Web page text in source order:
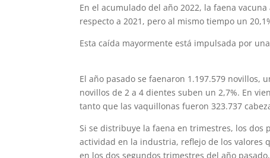
En el acumulado del año 2022, la faena
respecto a 2021, pero al mismo tiempo un
Esta caída mayormente está impulsada por
El año pasado se faenaron 1.197.579 novillos,
novillos de 2 a 4 dientes suben un 2,7%. En
tanto que las vaquillonas fueron 323.737
Si se distribuye la faena en trimestres, los
actividad en la industria, reflejo de los valores
en los dos segundos trimestres del año